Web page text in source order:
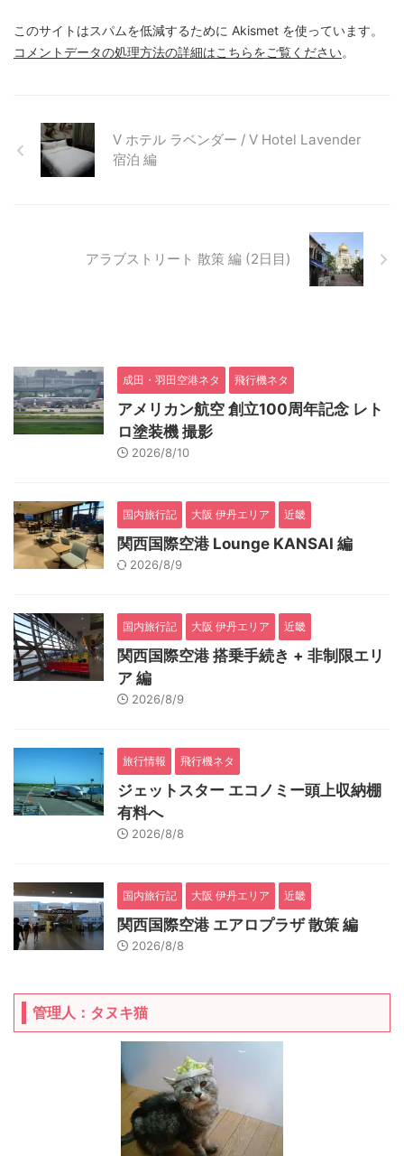
このサイトはスパムを低減するために Akismet を使っています。
コメントデータの処理方法の詳細はこちらをご覧ください。
V ホテル ラベンダー / V Hotel Lavender
宿泊 編
アラブストリート 散策 編 (2日目)
成田・羽田空港ネタ 飛行機ネタ
アメリカン航空 創立100周年記念 レト
ロ塗装機 撮影
2026/8/10
国内旅行記 大阪 伊丹エリア 近畿
関西国際空港 Lounge KANSAI 編
2026/8/9
国内旅行記 大阪 伊丹エリア 近畿
関西国際空港 搭乗手続き + 非制限エリ
ア 編
2026/8/9
旅行情報 飛行機ネタ
ジェットスター エコノミー頭上収納棚
有料へ
2026/8/8
国内旅行記 大阪 伊丹エリア 近畿
関西国際空港 エアロプラザ 散策 編
2026/8/8
管理人：タヌキ猫